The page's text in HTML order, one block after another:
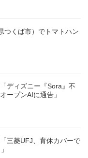
つくば市）でトマトハン
ディズニー『Sora』不
プンAIに通告」
三菱UFJ、育休カバーで